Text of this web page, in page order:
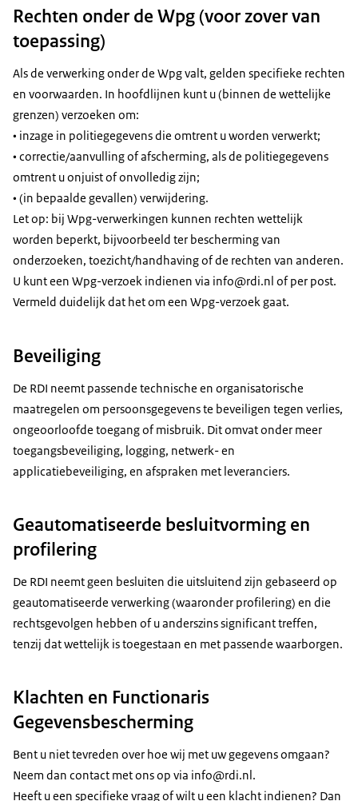
Rechten onder de Wpg (voor zover van
toepassing)
Als de verwerking onder de Wpg valt, gelden specifieke rechten
en voorwaarden. In hoofdlijnen kunt u (binnen de wettelijke
grenzen) verzoeken om:
• inzage in politiegegevens die omtrent u worden verwerkt;
• correctie/aanvulling of afscherming, als de politiegegevens
omtrent u onjuist of onvolledig zijn;
• (in bepaalde gevallen) verwijdering.
Let op: bij Wpg-verwerkingen kunnen rechten wettelijk
worden beperkt, bijvoorbeeld ter bescherming van
onderzoeken, toezicht/handhaving of de rechten van anderen.
U kunt een Wpg-verzoek indienen via info@rdi.nl of per post.
Vermeld duidelijk dat het om een Wpg-verzoek gaat.
Beveiliging
De RDI neemt passende technische en organisatorische
maatregelen om persoonsgegevens te beveiligen tegen verlies,
ongeoorloofde toegang of misbruik. Dit omvat onder meer
toegangsbeveiliging, logging, netwerk- en
applicatiebeveiliging, en afspraken met leveranciers.
Geautomatiseerde besluitvorming en
profilering
De RDI neemt geen besluiten die uitsluitend zijn gebaseerd op
geautomatiseerde verwerking (waaronder profilering) en die
rechtsgevolgen hebben of u anderszins significant treffen,
tenzij dat wettelijk is toegestaan en met passende waarborgen.
Klachten en Functionaris
Gegevensbescherming
Bent u niet tevreden over hoe wij met uw gegevens omgaan?
Neem dan contact met ons op via info@rdi.nl.
Heeft u een specifieke vraag of wilt u een klacht indienen? Dan